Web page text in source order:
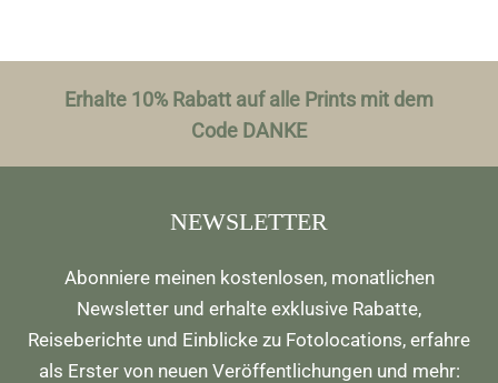
Erhalte 10% Rabatt auf alle Prints mit dem
Code DANKE
NEWSLETTER
Abonniere meinen kostenlosen, monatlichen
Newsletter und erhalte exklusive Rabatte,
Reiseberichte und Einblicke zu Fotolocations, erfahre
als Erster von neuen Veröffentlichungen und mehr: